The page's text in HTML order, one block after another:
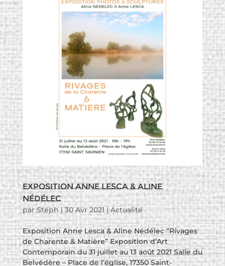
Exposition Anne Lesca & Aline
Nédélec
parStéph|30 Avr 2021 |Actualité
Exposition Anne Lesca & Aline Nédélec “Rivages
de Charente & Matière” Exposition d’Art
Contemporain du 31 juillet au 13 août 2021 Salle du
Belvédère – Place de l’église, 17350 Saint-